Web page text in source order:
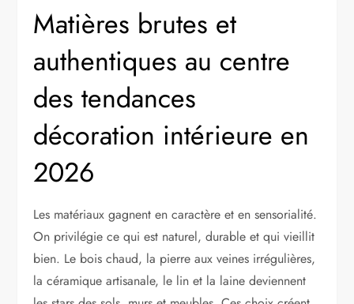
Matières brutes et
authentiques au centre
des tendances
décoration intérieure en
2026
Les matériaux gagnent en caractère et en sensorialité.
On privilégie ce qui est naturel, durable et qui vieillit
bien. Le bois chaud, la pierre aux veines irrégulières,
la céramique artisanale, le lin et la laine deviennent